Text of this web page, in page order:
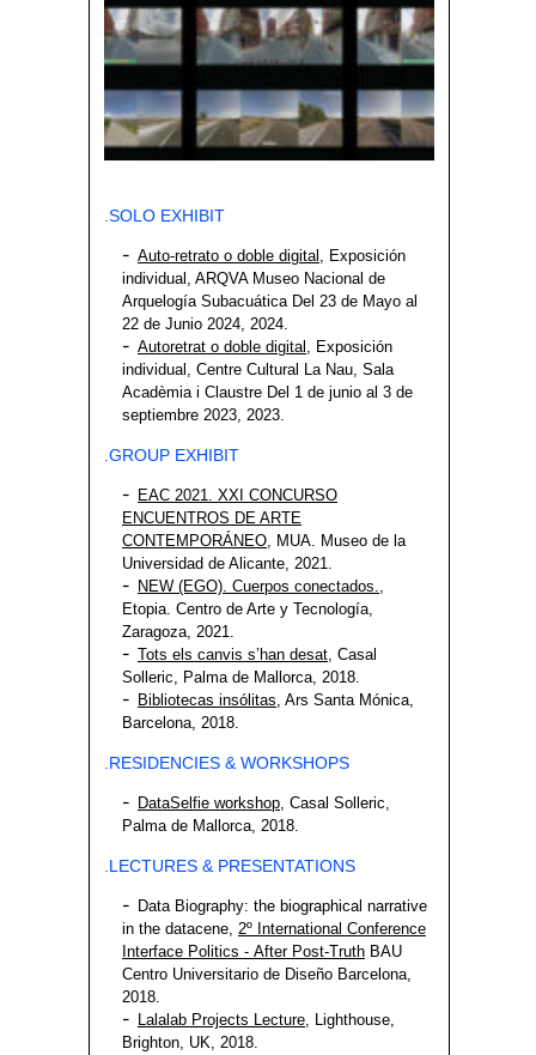
.SOLO EXHIBIT
Auto-retrato o doble digital , Exposición
individual, ARQVA Museo Nacional de
Arquelogía Subacuática Del 23 de Mayo al
22 de Junio 2024, 2024.
Autoretrat o doble digital , Exposición
individual, Centre Cultural La Nau, Sala
Acadèmia i Claustre Del 1 de junio al 3 de
septiembre 2023, 2023.
.GROUP EXHIBIT
EAC 2021. XXI CONCURSO
ENCUENTROS DE ARTE
CONTEMPORÁNEO, MUA. Museo de la
Universidad de Alicante, 2021.
NEW (EGO). Cuerpos conectados.,
Etopia. Centro de Arte y Tecnología,
Zaragoza, 2021.
Tots els canvis s’han desat, Casal
Solleric, Palma de Mallorca, 2018.
Bibliotecas insólitas, Ars Santa Mónica,
Barcelona, 2018.
.RESIDENCIES & WORKSHOPS
DataSelfie workshop, Casal Solleric,
Palma de Mallorca, 2018.
.LECTURES & PRESENTATIONS
Data Biography: the biographical narrative
in the datacene, 2º International Conference
Interface Politics - After Post-Truth BAU
Centro Universitario de Diseño Barcelona,
2018.
Lalalab Projects Lecture, Lighthouse,
Brighton, UK, 2018.